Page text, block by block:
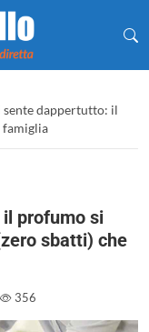
dappertutto: il
famiglia
profumo si
sbatti) che
356